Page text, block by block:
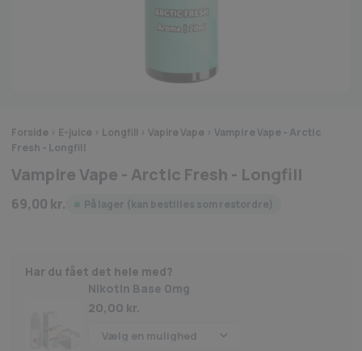
Forside > E-juice > Longfill > Vapire Vape > Vampire Vape - Arctic
Fresh - Longfill
Vampire Vape - Arctic Fresh - Longfill
69,00 kr.
Har du fået det hele med?
Nikotin Base 0mg
20,00 kr.